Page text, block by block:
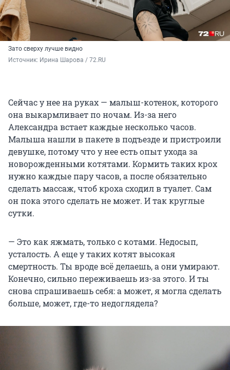
Зато сверху лучше видно
Источник: Ирина Шарова / 72.RU
Сейчас у нее на руках — малыш-котенок, которого
она выкармливает по ночам. Из-за него
Александра встает каждые несколько часов.
Малыша нашли в пакете в подъезде и пристроили
девушке, потому что у нее есть опыт ухода за
новорожденными котятами. Кормить таких крох
нужно каждые пару часов, а после обязательно
сделать массаж, чтоб кроха сходил в туалет. Сам
он пока этого сделать не может. И так круглые
сутки.
— Это как яжмать, только с котами. Недосып,
усталость. А еще у таких котят высокая
смертность. Ты вроде всё делаешь, а они умирают.
Конечно, сильно переживаешь из-за этого. И ты
снова спрашиваешь себя: а может, я могла сделать
больше, может, где-то недоглядела?